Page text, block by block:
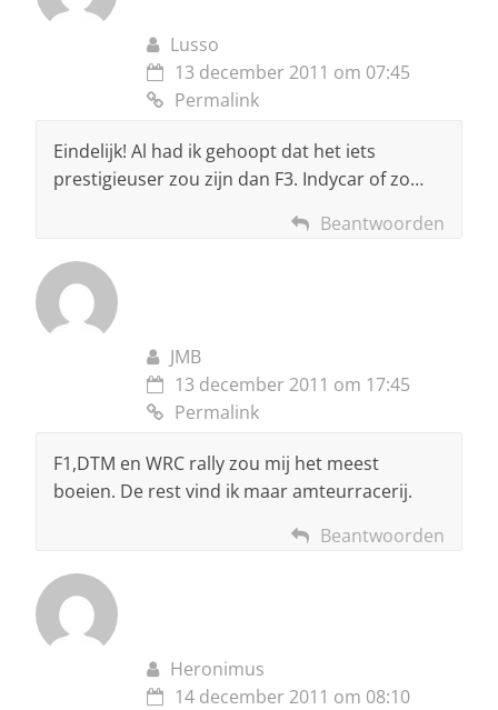
Lusso
13 december 2011 om 07:45
Permalink
Eindelijk! Al had ik gehoopt dat het iets
prestigieuser zou zijn dan F3. Indycar of zo…
Beantwoorden
JMB
13 december 2011 om 17:45
Permalink
F1,DTM en WRC rally zou mij het meest
boeien. De rest vind ik maar amteurracerij.
Beantwoorden
Heronimus
14 december 2011 om 08:10